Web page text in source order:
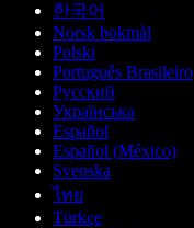
한국어
Norsk bokmål
Polski
Português Brasileiro
Русский
Українська
Español
Español (México)
Svenska
ไทย
Türkçe